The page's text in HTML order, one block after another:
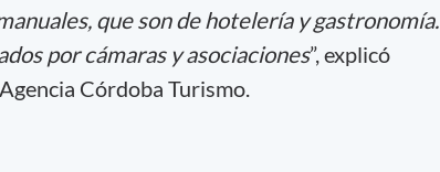
que son de hotelería y gastronomía.
por cámaras y asociaciones”, explicó
Córdoba Turismo.